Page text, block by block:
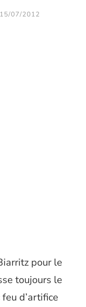
15/07/2012
pour le
toujours le
d’artifice